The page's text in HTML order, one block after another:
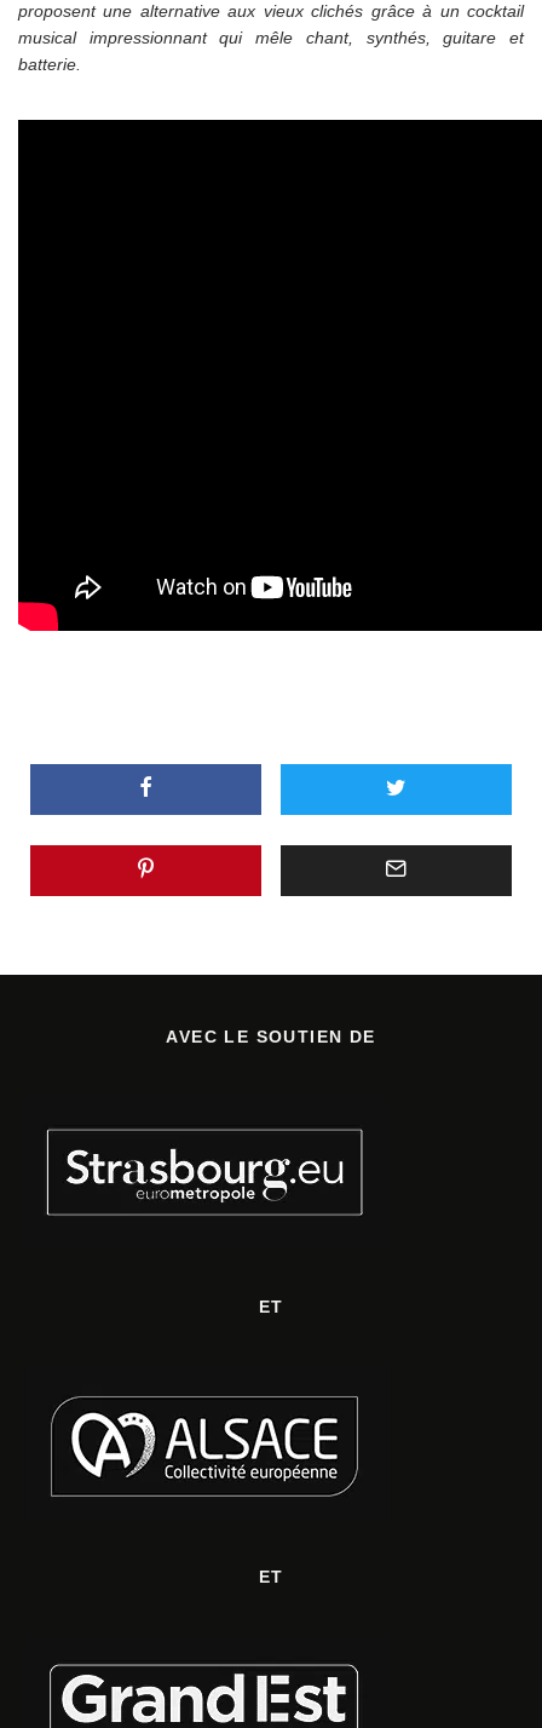
proposent une alternative aux vieux clichés grâce à un cocktail
musical impressionnant qui mêle chant, synthés, guitare et
batterie.
AVEC LE SOUTIEN DE
ET
ET